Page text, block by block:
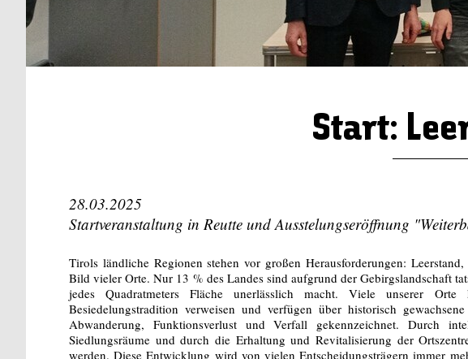
Start:
28.03.2025
Startveranstaltung in Reutte und Ausstelungseröffnung
Tirols ländliche Regionen stehen vor großen Herausforderungen:
Bild vieler Orte. Nur 13 % des Landes sind aufgrund der Gebirgslandschaft
jedes Quadratmeters Fläche unerlässlich macht. Viele unserer
Besiedelungstradition verweisen und verfügen über historisch
Abwanderung, Funktionsverlust und Verfall gekennzeichnet. Durch
Siedlungsräume und durch die Erhaltung und Revitalisierung der
werden. Diese Entwicklung wird von vielen Entscheidungsträgern immer